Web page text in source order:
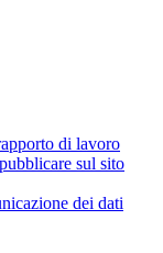
di lavoro
sul sito
dei dati